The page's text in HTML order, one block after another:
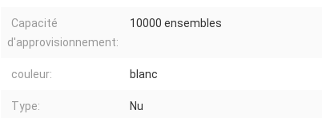
Capacité
d'approvisionnement:
10000 ensembles
couleur: blanc
Type: Nu